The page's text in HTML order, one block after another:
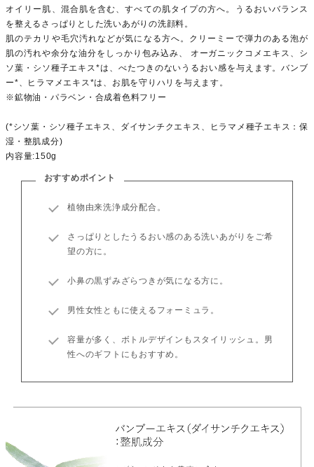
オイリー肌、混合肌を含む、すべての肌タイプの方へ。うるおいバランス
を整えるさっぱりとした洗いあがりの洗顔料。
肌のテカリや毛穴汚れなどが気になる方へ。クリーミーで弾力のある泡が
肌の汚れや余分な油分をしっかり包み込み、 オーガニックコメエキス、シ
ソ葉・シソ種子エキス*は、べたつきのないうるおい感を与えます。バンブ
ー*、ヒラマメエキス*は、お肌を守りハリを与えます。
※鉱物油・パラベン・合成着色料フリー
(*シソ葉・シソ種子エキス、ダイサンチクエキス、ヒラマメ種子エキス：保
湿・整肌成分)
内容量:150g
おすすめポイント
植物由来洗浄成分配合。
さっぱりとしたうるおい感のある洗いあがりをご希
望の方に。
小鼻の黒ずみざらつきが気になる方に。
男性女性ともに使えるフォーミュラ。
容量が多く、ボトルデザインもスタイリッシュ。男
性へのギフトにもおすすめ。